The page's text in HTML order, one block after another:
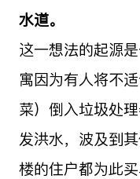
水道。
这一想法的起源
寓因为有人将不
菜）倒入垃圾处
发洪水，波及到
楼的住户都为此买